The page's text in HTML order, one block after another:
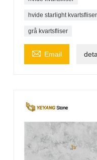
hvide starlight kvartsfliser
grå kvartsfliser
 Email